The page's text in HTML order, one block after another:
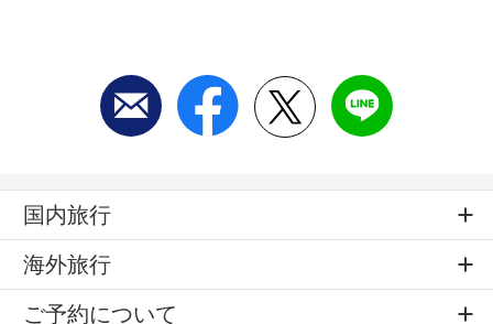
アクセス／JR吾妻線 中之条駅より路線バス(四万温泉
行)で約40分「四万温泉」バス停下車、徒歩約30分
所在地／群馬県吾妻郡中之条町大字四万4371
協会)
国内旅行
海外旅行
ご予約について